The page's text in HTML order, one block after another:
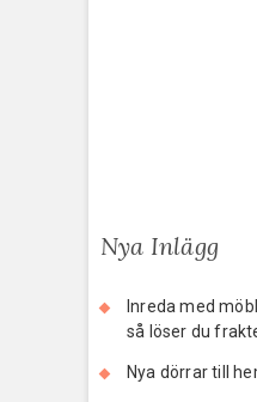
Nya Inlägg
Inreda med
så löser du
Nya dörrar till